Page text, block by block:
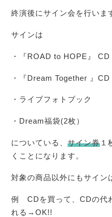
終演後にサイン会を行いま
サインは
・『ROAD to HOPE』 CD
・『Dream Together 』CD
・ライブフォトブック
・Dream福袋(2枚）
についている、サイン券 １
くことになります。
対象の商品以外にもサイン
例 CDを買って、CDの代
れる→OK!!